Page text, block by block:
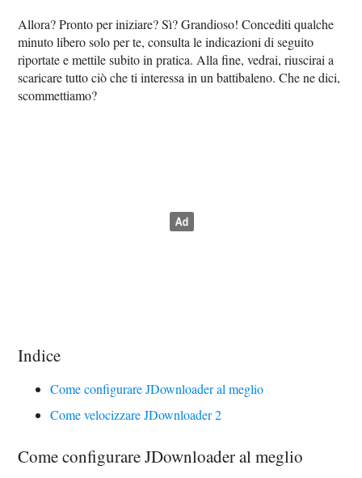
Allora? Pronto per iniziare? Sì? Grandioso! Concediti qualche
minuto libero solo per te, consulta le indicazioni di seguito
riportate e mettile subito in pratica. Alla fine, vedrai, riuscirai a
scaricare tutto ciò che ti interessa in un battibaleno. Che ne dici,
scommettiamo?
Indice
Come configurare JDownloader al meglio
Come velocizzare JDownloader 2
Come configurare JDownloader al meglio